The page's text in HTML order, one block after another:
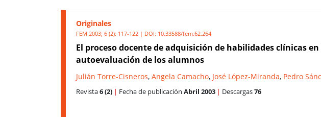
Originales
FEM 2003; 6 (2): 117-122 | DOI: 10.33588/fem.62.264
El proceso docente de adquisición de habilidades clínicas
autoevaluación de los alumnos
Julián Torre-Cisneros, Angela Camacho, José López-Miranda, Pedro
Revista6 (2) | Fecha de publicación Abril 2003 | Descargas76